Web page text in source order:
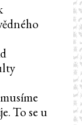
To se u